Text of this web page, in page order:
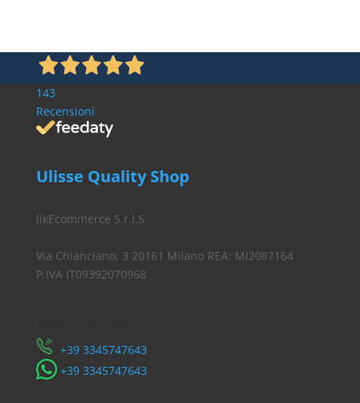
143
Recensioni
Ulisse Quality Shop
likEcommerce S.r.l.S.
Via Chianciano, 3 20161 Milano REA: MI2087164
P.IVA IT09392070968
​+39 3345747643
​+39 3345747643